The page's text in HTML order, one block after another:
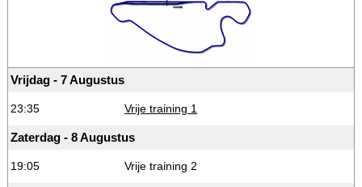
Vrijdag - 7 Augustus
23:35 Vrije training 1
Zaterdag - 8 Augustus
19:05 Vrije training 2